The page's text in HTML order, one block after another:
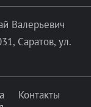
Валерьевич
Саратов, ул.
Контакты